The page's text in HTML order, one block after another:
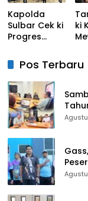
Rakor
Kapolda
Sulbar Cek ki
Progres
Mamasa
ki
Pos Terbaru
ki
ke-10